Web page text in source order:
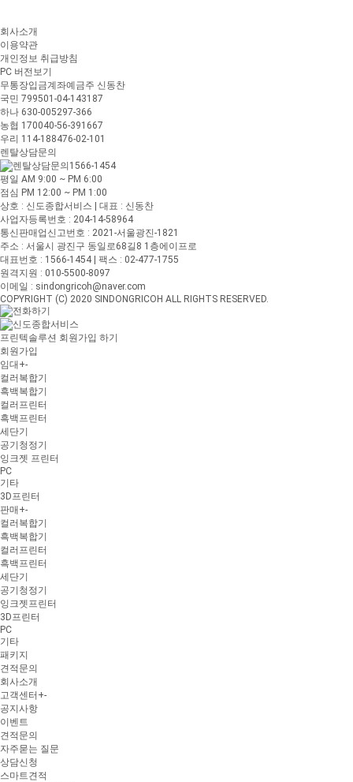
회사소개
이용약관
개인정보 취급방침
PC 버전보기
무통장입금계좌예금주 신동찬
국민 799501-04-143187
하나 630-005297-366
농협 170040-56-391667
우리 114-188476-02-101
렌탈상담문의
1566-1454
평일 AM 9:00 ~ PM 6:00
점심 PM 12:00 ~ PM 1:00
상호 : 신도종합서비스 | 대표 : 신동찬
사업자등록번호 : 204-14-58964
통신판매업신고번호 : 2021-서울광진-1821
주소 : 서울시 광진구 동일로68길8 1층에이프로
대표번호 : 1566-1454 | 팩스 : 02-477-1755
원격지원 : 010-5500-8097
이메일 : sindongricoh@naver.com
COPYRIGHT (C) 2020 SINDONGRICOH ALL RIGHTS RESERVED.
프린텍솔루션 회원가입 하기
회원가입
임대+-
컬러복합기
흑백복합기
컬러프린터
흑백프린터
세단기
공기청정기
잉크젯 프린터
PC
기타
3D프린터
판매+-
컬러복합기
흑백복합기
컬러프린터
흑백프린터
세단기
공기청정기
잉크젯프린터
3D프린터
PC
기타
패키지
견적문의
회사소개
고객센터 +-
공지사항
이벤트
견적문의
자주묻는 질문
상담신청
스마트견적